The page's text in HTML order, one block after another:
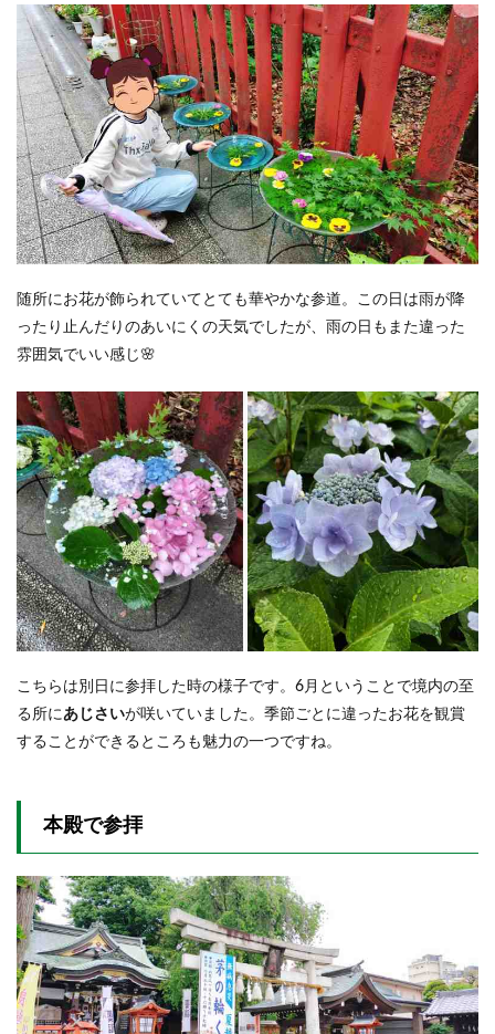
随所にお花が飾られていてとても華やかな参道。この日は雨が降
ったり止んだりのあいにくの天気でしたが、雨の日もまた違った
雰囲気でいい感じ🌸
こちらは別日に参拝した時の様子です。6月ということで境内の至
る所にあじさいが咲いていました。季節ごとに違ったお花を観賞
することができるところも魅力の一つですね。
本殿で参拝